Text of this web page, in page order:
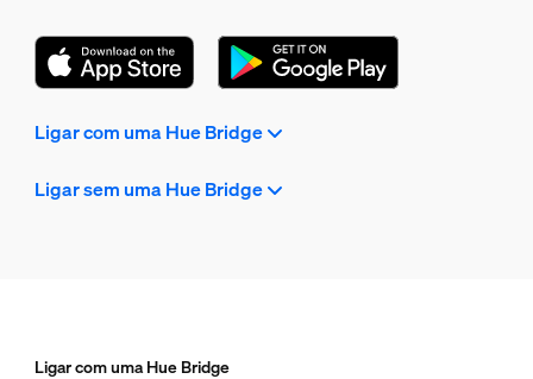
Ligar com uma Hue Bridge
Ligar sem uma Hue Bridge
Ligar com uma Hue Bridge